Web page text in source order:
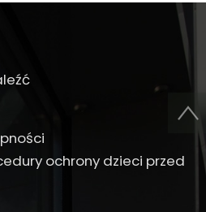
ochrony dzieci przed